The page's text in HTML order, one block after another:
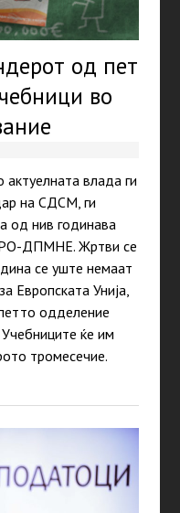
од пет
во
влада ги
на СДСМ, ги
од нив годинава
ДПМНЕ. Жртви се
се уште немаaт
Европската Унија,
одделение
ќе им
тромесечие.